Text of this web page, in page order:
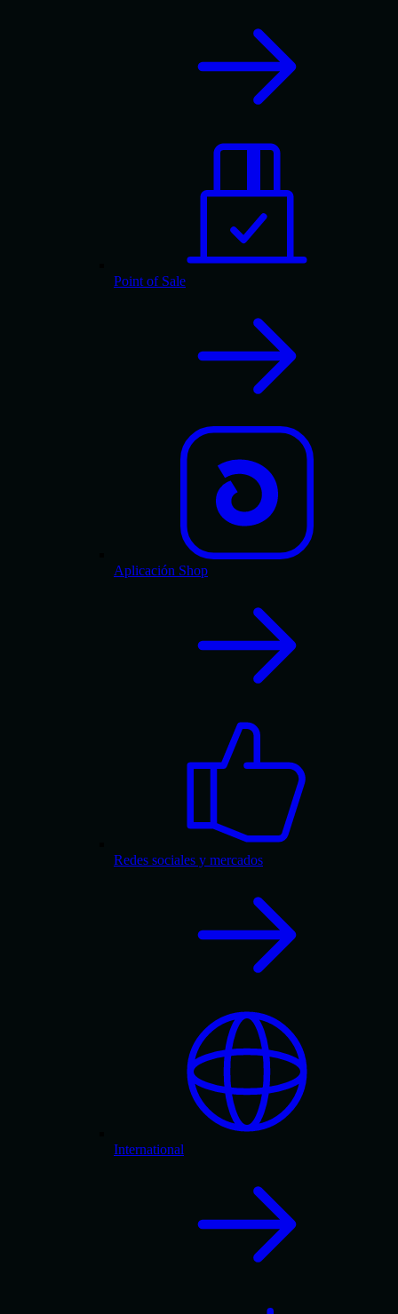
Point of Sale
Aplicación Shop
Redes sociales y mercados
International